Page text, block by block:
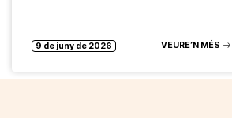
9 de juny de 2026 VEURE’N MÉS